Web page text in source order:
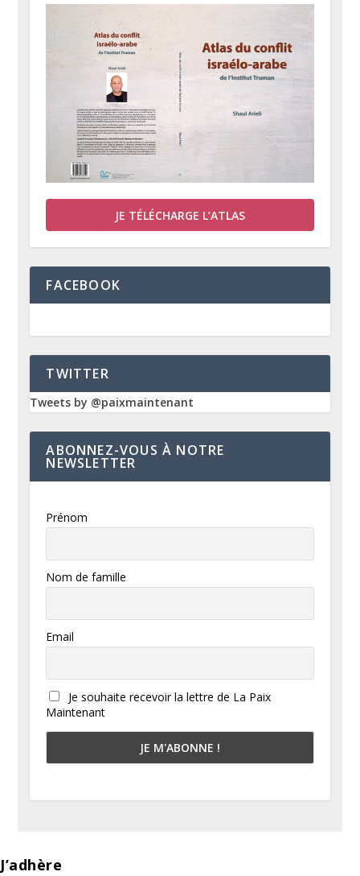
JE TÉLÉCHARGE L’ATLAS
FACEBOOK
TWITTER
Tweets by @paixmaintenant
ABONNEZ-VOUS À NOTRE
NEWSLETTER
Prénom
Nom de famille
Email
Je souhaite recevoir la lettre de La Paix
Maintenant
J’adhère